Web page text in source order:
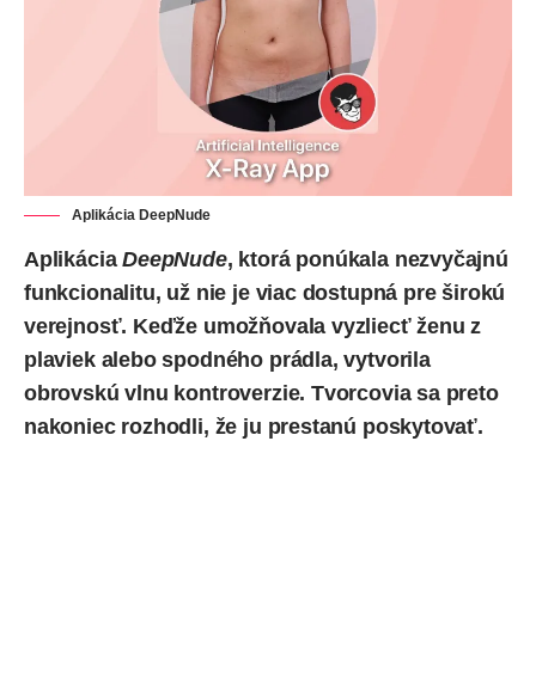
Aplikácia DeepNude
AplikáciaDeepNude, ktorá ponúkala nezvyčajnú
funkcionalitu, už nie je viac dostupná pre širokú
verejnosť. Keďže umožňovala vyzliecť ženu z
plaviek alebo spodného prádla, vytvorila
obrovskú vlnu kontroverzie. Tvorcovia sa preto
nakoniec rozhodli, že ju prestanú poskytovať.